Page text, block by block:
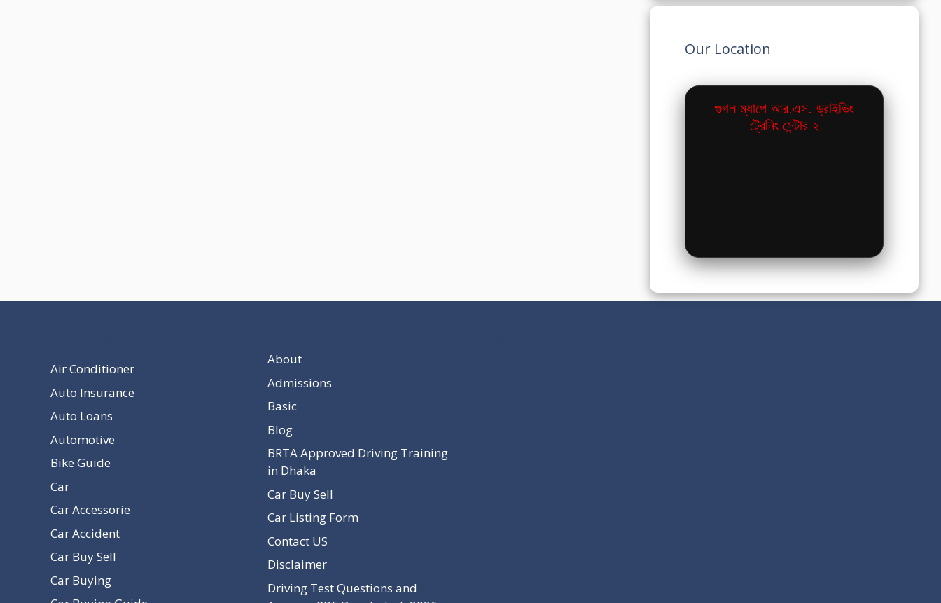
Our Location
গুগল ম্যাপে আর.এস. ড্রাইভিং
ট্রেনিং সেন্টার ২
Air Conditioner
Auto Insurance
Auto Loans
Automotive
Bike Guide
Car
Car Accessorie
Car Accident
Car Buy Sell
Car Buying
About
Admissions
Basic
Blog
BRTA Approved Driving Training
in Dhaka
Car Buy Sell
Car Listing Form
Contact US
Disclaimer
Driving Test Questions and